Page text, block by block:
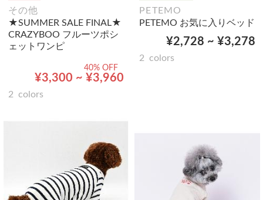
その他
★SUMMER SALE FINAL★
CRAZYBOO フルーツポシ
ェットワンピ
¥3,300 ~ ¥3,960
40% OFF
2 colors
PETEMO
PETEMO お気に入りベッド
¥2,728 ~ ¥3,278
2 colors